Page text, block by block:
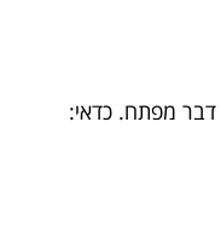
דבר מפתח. כדאי: